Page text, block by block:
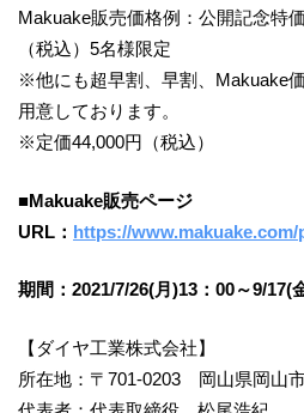
Makuake販売価格例：公開記念特
（税込）5名様限定
※他にも超早割、早割、Makuake
用意しております。
※定価44,000円（税込）
■Makuake販売ページ
URL： https://
期間：2021/7/26(月)13：00～9/17(
【ダイヤ工業株式会社】
所在地：〒701-0203 岡山県岡山